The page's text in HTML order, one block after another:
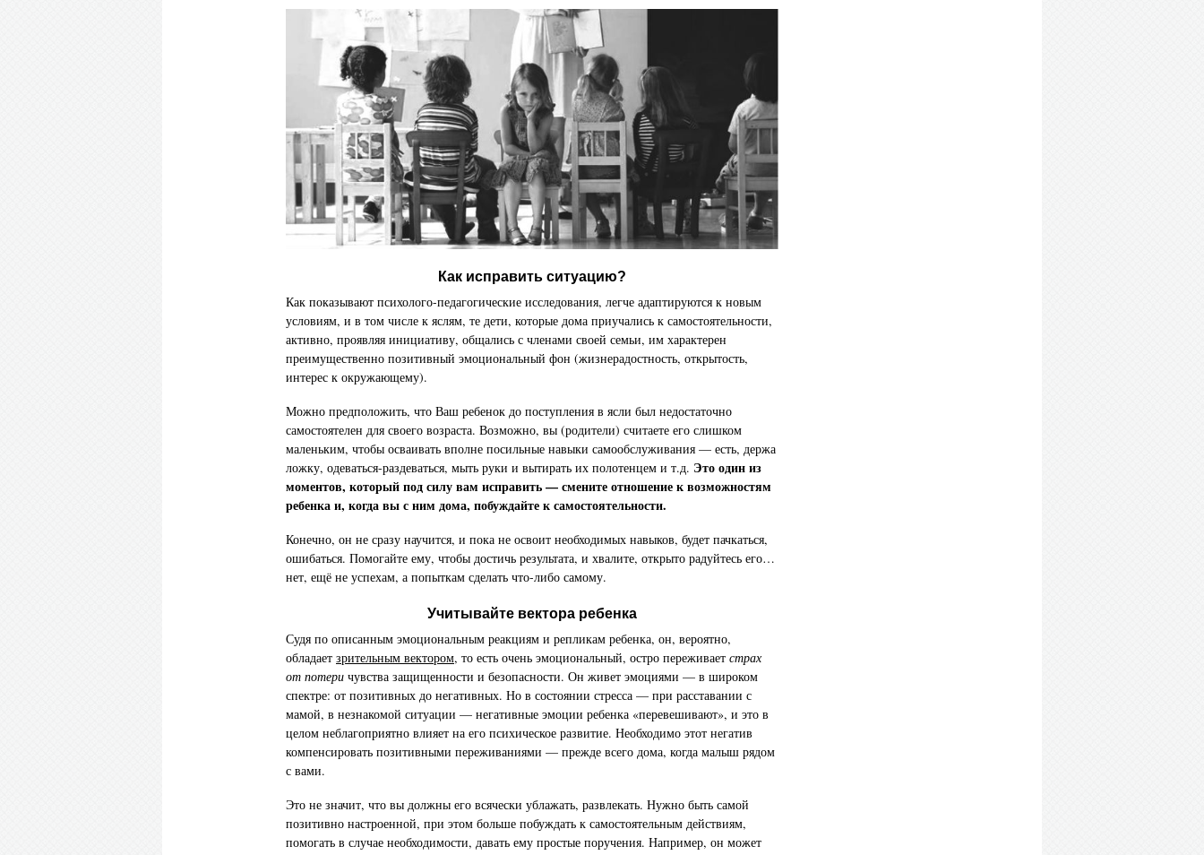
Как исправить ситуацию?
Как показывают психолого-педагогические исследования, легче адаптируются к новым
условиям, и в том числе к яслям, те дети, которые дома приучались к самостоятельности,
активно, проявляя инициативу, общались с членами своей семьи, им характерен
преимущественно позитивный эмоциональный фон (жизнерадостность, открытость,
интерес к окружающему).
Можно предположить, что Ваш ребенок до поступления в ясли был недостаточно
самостоятелен для своего возраста. Возможно, вы (родители) считаете его слишком
маленьким, чтобы осваивать вполне посильные навыки самообслуживания — есть, держа
ложку, одеваться-раздеваться, мыть руки и вытирать их полотенцем и т.д. Это один из
моментов, который под силу вам исправить — смените отношение к возможностям
ребенка и, когда вы с ним дома, побуждайте к самостоятельности.
Конечно, он не сразу научится, и пока не освоит необходимых навыков, будет пачкаться,
ошибаться. Помогайте ему, чтобы достичь результата, и хвалите, открыто радуйтесь его…
нет, ещё не успехам, а попыткам сделать что-либо самому.
Учитывайте вектора ребенка
Судя по описанным эмоциональным реакциям и репликам ребенка, он, вероятно,
обладает зрительным вектором, то есть очень эмоциональный, остро переживает страх
от потери чувства защищенности и безопасности. Он живет эмоциями — в широком
спектре: от позитивных до негативных. Но в состоянии стресса — при расставании с
мамой, в незнакомой ситуации — негативные эмоции ребенка «перевешивают», и это в
целом неблагоприятно влияет на его психическое развитие. Необходимо этот негатив
компенсировать позитивными переживаниями — прежде всего дома, когда малыш рядом
с вами.
Это не значит, что вы должны его всячески ублажать, развлекать. Нужно быть самой
позитивно настроенной, при этом больше побуждать к самостоятельным действиям,
помогать в случае необходимости, давать ему простые поручения. Например, он может